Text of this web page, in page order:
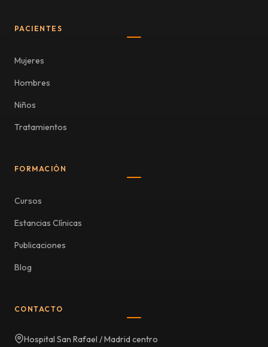
PACIENTES
Mujeres
Hombres
Niños
Tratamientos
FORMACIÓN
Cursos
Estancias Clínicas
Publicaciones
Blog
CONTACTO
Hospital San Rafael / Madrid centro